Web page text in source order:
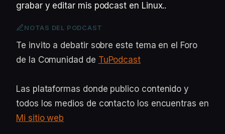
grabar y editar mis podcast en Linux..
NOTAS DEL PODCAST
Te invito a debatir sobre este tema en el Foro
de la Comunidad de TuPodcast
Las plataformas donde publico contenido y
todos los medios de contacto los encuentras en
Mi sitio web